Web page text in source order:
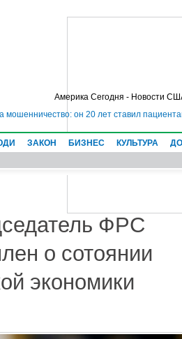
Америка Сегодня - Новости
он 20 лет ставил
ЗАКОН БИЗНЕС КУЛЬТУРА
ФРС
о сотоянии
экономики